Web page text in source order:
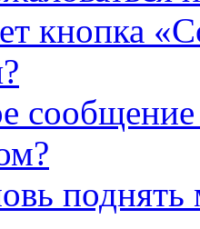
кнопка
сообщение